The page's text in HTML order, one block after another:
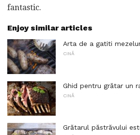
fantastic.
Enjoy similar articles
Arta de a gatiti
CINĂ
Ghid pentru grătar un
CINĂ
Grătarul păstrăvului